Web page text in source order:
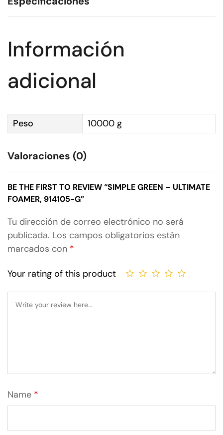
Información
adicional
Peso 10000 g
Valoraciones (0)
BE THE FIRST TO REVIEW “SIMPLE GREEN – ULTIMATE
FOAMER, 914105-G”
Tu dirección de correo electrónico no será
publicada. Los campos obligatorios están
marcados con *
Your rating of this product
Name *